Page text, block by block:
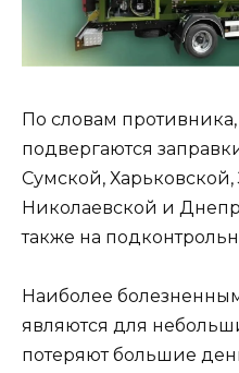
По словам
подвергаются
Сумской,
Николаевской и
также на
Наиболее
являются для
потеряют большие